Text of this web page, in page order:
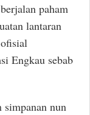
paham
lantaran
Engkau sebab
simpanan nun